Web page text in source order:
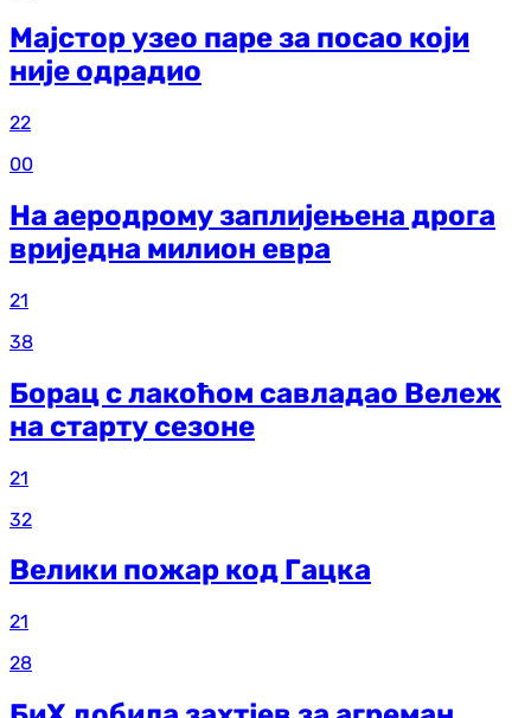
Мајстор узео паре за посао који
није одрадио
22
00
На аеродрому заплијењена дрога
вриједна милион евра
21
38
Борац с лакоћом савладао Вележ
на старту сезоне
21
32
Велики пожар код Гацка
21
28